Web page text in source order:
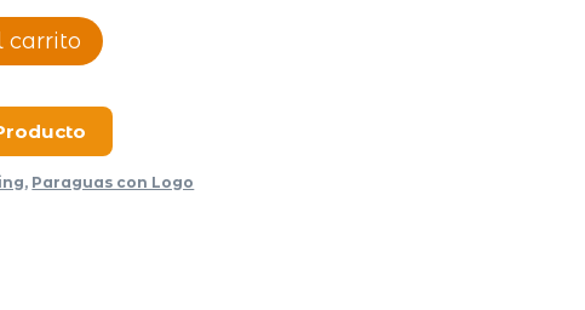
carrito
, Paraguas con Logo